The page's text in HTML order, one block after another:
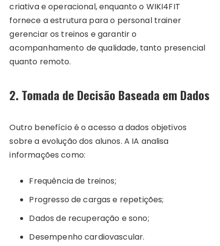
criativa e operacional, enquanto o WIKI4FIT
fornece a estrutura para o personal trainer
gerenciar os treinos e garantir o
acompanhamento de qualidade, tanto presencial
quanto remoto.
2. Tomada de Decisão Baseada em Dados
Outro benefício é o acesso a dados objetivos
sobre a evolução dos alunos. A IA analisa
informações como:
Frequência de treinos;
Progresso de cargas e repetições;
Dados de recuperação e sono;
Desempenho cardiovascular.